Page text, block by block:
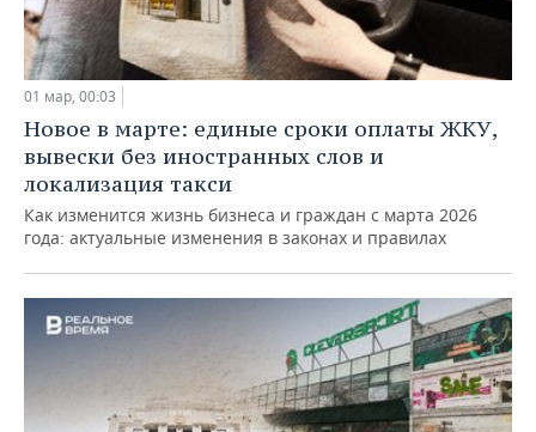
01 мар, 00:03
Новое в марте: единые сроки оплаты ЖКУ,
вывески без иностранных слов и
локализация такси
Как изменится жизнь бизнеса и граждан с марта 2026
года: актуальные изменения в законах и правилах